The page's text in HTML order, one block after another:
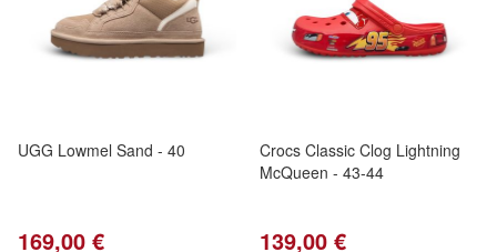
UGG Lowmel Sand - 40
169,00 €
Crocs Classic Clog Lightning
McQueen - 43-44
139,00 €